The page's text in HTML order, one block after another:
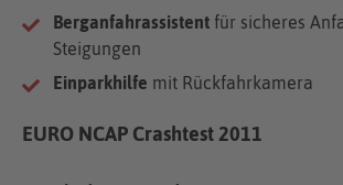
Berganfahrassistent für sicheres
Steigungen
Einparkhilfe mit Rückfahrkamera
EURO NCAP Crashtest 2011